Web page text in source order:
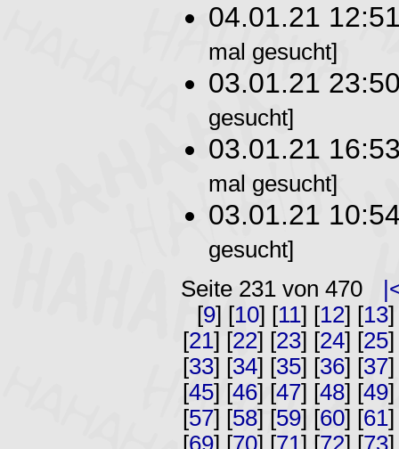
04.01.21
mal gesucht]
03.01.21
gesucht]
03.01.21
mal gesucht]
03.01.21
gesucht]
Seite 231 von 470
[9] [10] [11] [12] [13]
[21] [22] [23] [24] [25]
[33] [34] [35] [36] [37]
[45] [46] [47] [48] [49]
[57] [58] [59] [60] [61]
[69] [70] [71] [72] [73]